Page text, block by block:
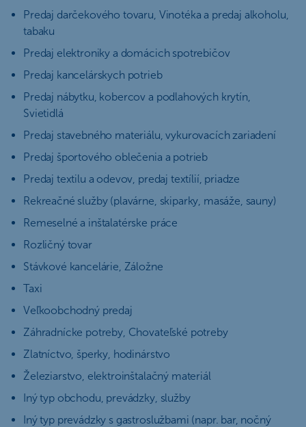
Predaj darčekového tovaru, Vinotéka a predaj alkoholu,
tabaku
Predaj elektroniky a domácich spotrebičov
Predaj kancelárskych potrieb
Predaj nábytku, kobercov a podlahových krytín,
Svietidlá
Predaj stavebného materiálu, vykurovacích zariadení
Predaj športového oblečenia a potrieb
Predaj textilu a odevov, predaj textílií, priadze
Rekreačné služby (plavárne, skiparky, masáže, sauny)
Remeselné a inštalatérske práce
Rozličný tovar
Stávkové kancelárie, Záložne
Taxi
Veľkoobchodný predaj
Záhradnícke potreby, Chovateľské potreby
Zlatníctvo, šperky, hodinárstvo
Železiarstvo, elektroinštalačný materiál
Iný typ obchodu, prevádzky, služby
Iný typ prevádzky s gastroslužbami (napr. bar, nočný